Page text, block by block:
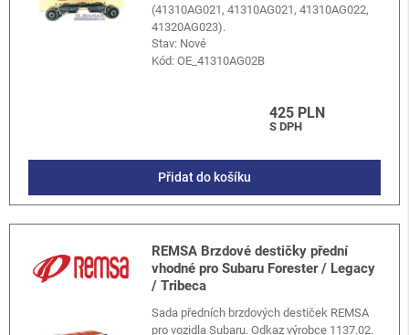
(41310AG021, 41310AG021, 41310AG022,
41320AG023).
Stav: Nové
Kód:OE_41310AG02B
425 PLN
S DPH
Přidat do košíku
REMSA Brzdové destičky přední
vhodné pro Subaru Forester / Legacy
/ Tribeca
Sada předních brzdových destiček REMSA
pro vozidla Subaru. Odkaz výrobce 1137.02.